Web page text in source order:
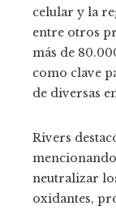
celular y la
entre otros
más de
como clave
de diversas
Rivers
neutralizar
oxidantes,